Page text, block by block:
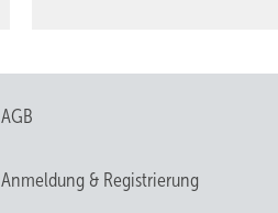
AGB
Anmeldung & Registrierung